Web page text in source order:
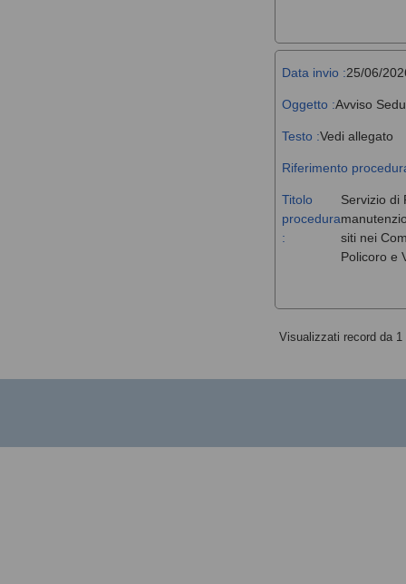
Data invio :25/06/
Oggetto :Avviso
Testo :Vedi allegato
Riferimento
Titolo
procedura
:
Servizio di
siti nei
Policoro e
Visualizzati record da 1